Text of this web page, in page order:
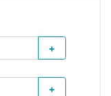
+
+